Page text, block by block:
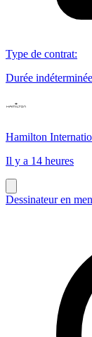
Type de contrat:
Durée indéterminée
Hamilton
Il y a 14 heures
Dessinateur en